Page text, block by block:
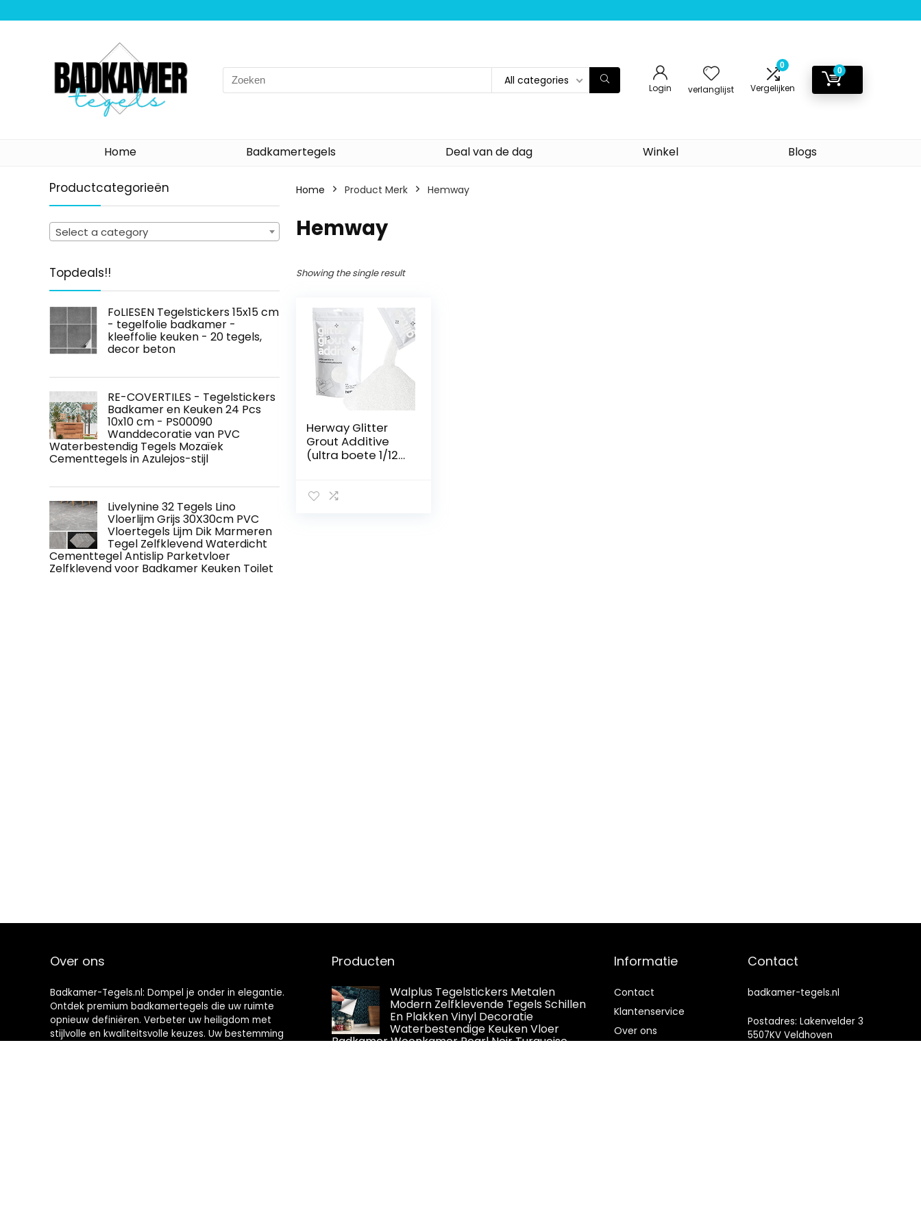
Search
for:
All categories
Login verlanglijst
0
Vergelijken
0
Home Badkamertegels Deal van de dag Winkel Blogs
Productcategorieën
Select a category
Topdeals!!
FoLIESEN Tegelstickers 15x15 cm
- tegelfolie badkamer -
kleeffolie keuken - 20 tegels,
decor beton
RE-COVERTILES - Tegelstickers
Badkamer en Keuken 24 Pcs
10x10 cm - PS00090
Wanddecoratie van PVC
Waterbestendig Tegels Mozaïek
Cementtegels in Azulejos-stijl
Livelynine 32 Tegels Lino
Vloerlijm Grijs 30X30cm PVC
Vloertegels Lijm Dik Marmeren
Tegel Zelfklevend Waterdicht
Cementtegel Antislip Parketvloer
Zelfklevend voor Badkamer Keuken Toilet
Home Product Merk ‎Hemway
‎Hemway
Showing the single result
Herway Glitter
Grout Additive
(ultra boete 1/128
additive tegels
Over ons
Badkamer-Tegels.nl: Dompel je onder in elegantie.
Ontdek premium badkamertegels die uw ruimte
opnieuw definiëren. Verbeter uw heiligdom met
stijlvolle en kwaliteitsvolle keuzes. Uw bestemming
Producten
Walplus Tegelstickers Metalen
Modern Zelfklevende Tegels Schillen
En Plakken Vinyl Decoratie
Waterbestendige Keuken Vloer
Badkamer Woonkamer Pearl Noir Turquoise
Informatie
Contact
Klantenservice
Over ons
Contact
badkamer-tegels.nl
Postadres: Lakenvelder 3
5507KV Veldhoven